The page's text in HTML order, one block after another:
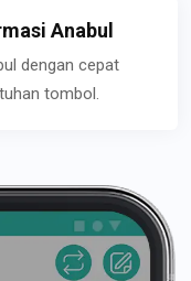
Anabul
dengan cepat
tombol.